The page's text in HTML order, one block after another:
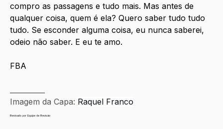
compro as passagens e tudo mais. Mas antes de
qualquer coisa, quem é ela? Quero saber tudo tudo
tudo. Se esconder alguma coisa, eu nunca saberei,
odeio não saber. E eu te amo.
FBA
Imagem da Capa: Raquel Franco
Revisado por Equipe de Revisão